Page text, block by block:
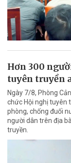
Hơn 300
tuyên truyền
Ngày 7/8, Phòng
chức Hội nghị tuyên
phòng, chống đuối
người dân trên địa
truyền.